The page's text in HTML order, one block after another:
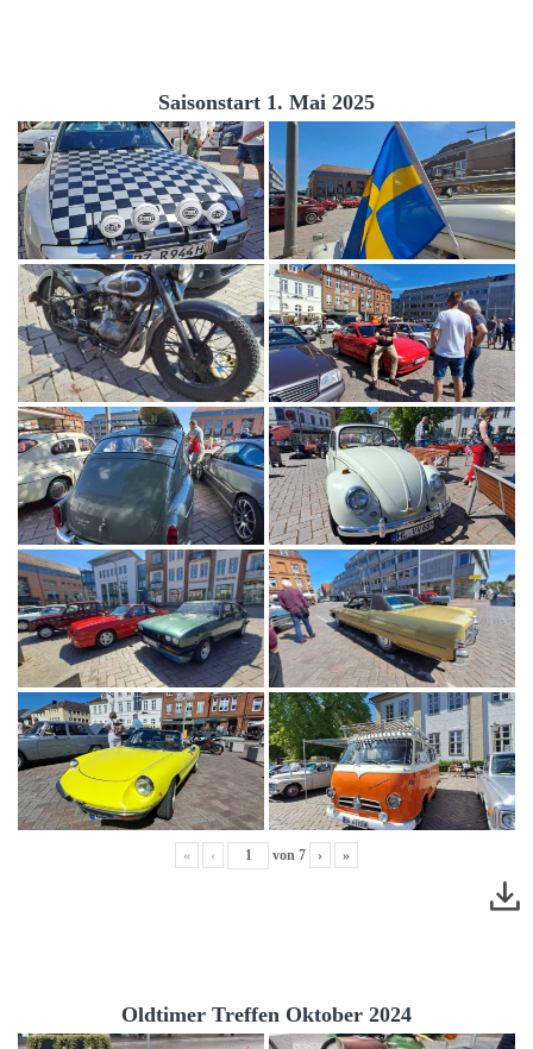
Saisonstart 1. Mai 2025
« ‹ von 7 › »
Oldtimer Treffen Oktober 2024